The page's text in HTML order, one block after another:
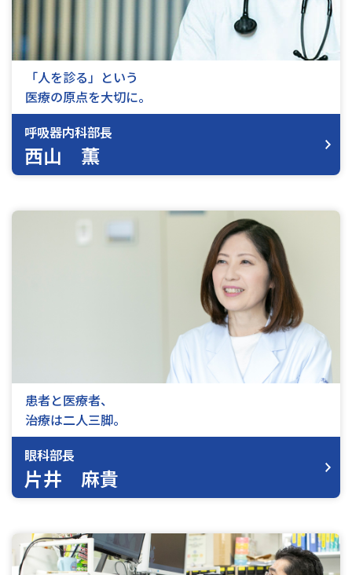
「人を診る」という
医療の原点を大切に。
呼吸器内科部長
西山 薫
患者と医療者、
治療は⼆⼈三脚。
眼科部長
片井 麻貴